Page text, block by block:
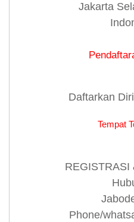
Jakarta
Pendaftaran &
Daftarkan
Tempat
REGISTRASI
Phone/